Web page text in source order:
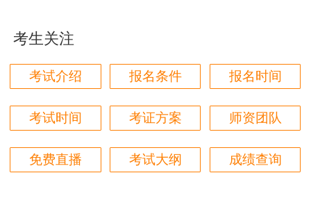
本门课程老师讲的很细致，每个章节都讲到位了。特
别是财务评价那个章节，深入浅出，强化训练，效果
很好。
用户m4****68
林轩老师讲得好，复杂的知识讲的深入浅出，能够听
得懂。简答题总结的也很到位。
用户m5****88
考生关注
考试介绍 报名条件 报名时间
考试时间 考证方案 师资团队
免费直播 考试大纲 成绩查询